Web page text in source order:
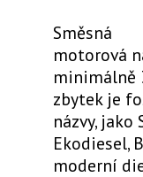
Směsná
motorová
minimálně
zbytek je
názvy, jako
Ekodiesel,
moderní